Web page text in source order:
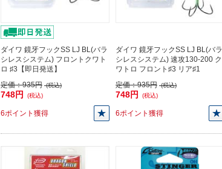
ダイワ 鏡牙フックSS LJ BL(バラ
シレスシステム) フロントクワト
ロ ♯3【即日発送】
定価：935円 (税込)
748円 (税込)
6ポイント獲得
ダイワ 鏡牙フックSS LJ BL(バラ
シレスシステム) 速攻130-200 ク
ワトロ フロント♯3 リア♯1
定価：935円 (税込)
748円 (税込)
6ポイント獲得